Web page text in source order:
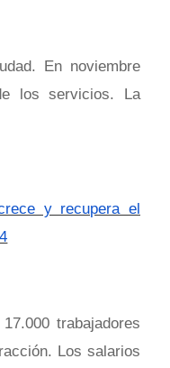
En noviembre
los servicios. La
y recupera el
trabajadores
Los salarios